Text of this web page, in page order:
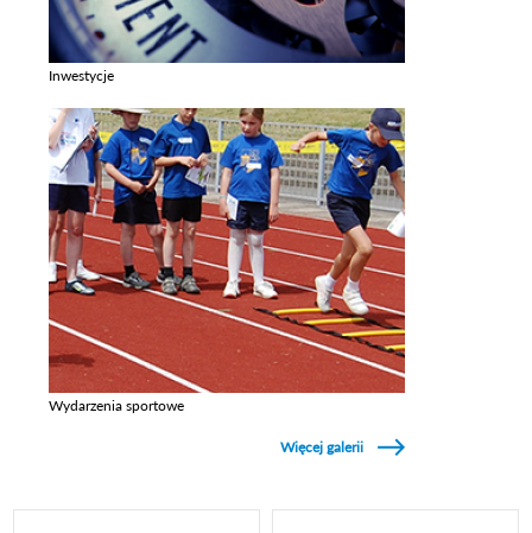
Inwestycje
Wydarzenia sportowe
Więcej galerii